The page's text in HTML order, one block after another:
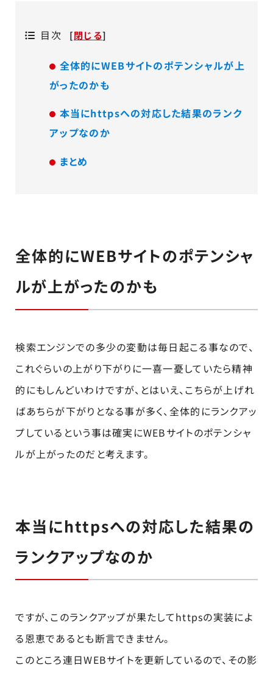
目次 [閉じる]
全体的にWEBサイトのポテンシャルが上
がったのかも
本当にhttpsへの対応した結果のランク
アップなのか
まとめ
全体的にWEBサイトのポテンシャ
ルが上がったのかも
検索エンジンでの多少の変動は毎日起こる事なので、
これぐらいの上がり下がりに一喜一憂していたら精神
的にもしんどいわけですが、とはいえ、こちらが上げれ
ばあちらが下がりとなる事が多く、全体的にランクアッ
プしているという事は確実にWEBサイトのポテンシャ
ルが上がったのだと考えます。
本当にhttpsへの対応した結果の
ランクアップなのか
ですが、このランクアップが果たしてhttpsの実装によ
る恩恵であるとも断言できません。
このところ連日WEBサイトを更新しているので、その影